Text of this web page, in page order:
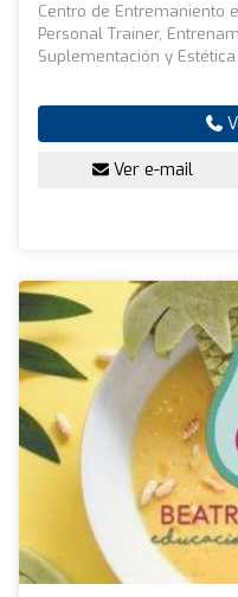
Centro de Entremaniento
Personal Trainer,
Suplementación y Estética
Ver e-mail